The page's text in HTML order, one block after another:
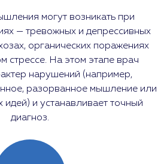
могут возникать при
— тревожных и депрессивных
органических поражениях
стрессе. На этом этапе врач
нарушений (например,
разорванное мышление или
и устанавливает точный
диагноз.